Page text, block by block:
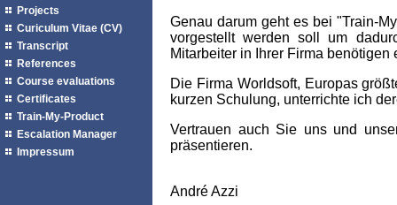
Projects
Curiculum Vitae (CV)
Transcript
References
Course evaluations
Certificates
Train-My-Product
Escalation Manager
Impressum
Genau darum geht es bei "Train-
vorgestellt werden soll um
Mitarbeiter in Ihrer Firma
Die Firma Worldsoft, Europas
kurzen Schulung, unterrichte ich
Vertrauen auch Sie uns und
präsentieren.
André Azzi